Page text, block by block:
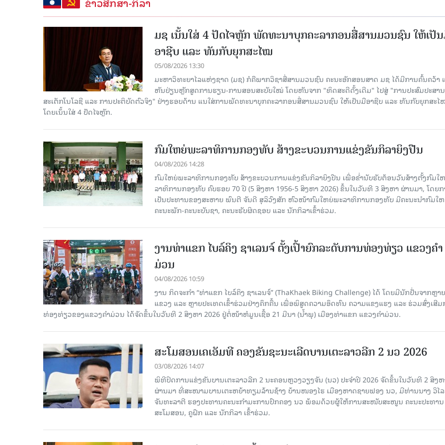
ມຊ ເນັ້ນໃສ່ 4 ປັດໄຈຫຼັກ ພັດທະນາບຸກຄະລາກອນສື່ສານມວນຊົນ ໃຫ້ເປັ
ອາຊີບ ແລະ ທັນກັບຍຸກສະໄໝ
05/08/2026 13:30
ມະຫາວິທະຍາໄລແຫ່ງຊາດ (ມຊ) ກໍຄືພາກວິຊາສື່ສານມວນຊົນ ຄະນະອັກສອນສາດ ມຊ ໄດ້ມີການຄົ້ນຄວ້າ
ຫັນປ່ຽນຫຼັກສູດການຮຽນ-ການສອນສະບັບໃໝ່ ໂດຍຫັນຈາກ "ທິດສະດີດັ້ງເດີມ" ໄປສູ່ "ການປະສົມປະສາ
ສະເຕັກໂນໂລຊີ ແລະ ການປະຕິບັດຕົວຈິງ" ຢ່າງຮອບດ້ານ ແນໃສ່ການພັດທະນາບຸກຄະລາກອນສື່ສານມວນຊົນ ໃຫ້ເປັນມືອາຊີບ ແລະ ທັນກັບຍຸກສະ
ໂດຍເນັ້ນໃສ່ 4 ປັດໄຈຫຼັກ.
ກົມໃຫຍ່ພະລາທິການກອງທັບ ສ້າງຂະບວນການແຂ່ງຂັນກິລາຍິງປືນ
04/08/2026 14:28
ກົມໃຫຍ່ພະລາທິການກອງທັບ ສ້າງຂະບວນການແຂ່ງຂັນກິລາຍິງປືນ ເພື່ອຂໍ່ານັບຮັບຕ້ອນວັນສ້າງຕັ້ງກົມໃ
ລາທິການກອງທັບ ຄົບຮອບ 70 ປີ (5 ສິງຫາ 1956-5 ສິງຫາ 2026) ຂຶ້ນໃນວັນທີ 3 ສິງຫາ ຜ່ານມາ, ໂດຍ
ເປັນປະທານຂອງສະຫາຍ ພົນຕີ ຈັນດີ ສຸລິວົງສັກ ຫົວໜ້າກົມໃຫຍ່ພະລາທິການກອງທັບ ມີຄະນະນໍາກົມໃ
ຄະນະພັກ-ຄະນະບັນຊາ, ຄະນະຮັບຜິດຊອບ ແລະ ນັກກິລາເຂົ້າຮ່ວມ.
ງານທ່າແຂກ ໄບລ໌ຄິງ ຊາເລນຈ໌ ຕັ້ງເປົ້າຍົກລະດັບການທ່ອງທ່ຽວ ແຂວງຄໍາ
ມ່ວນ
04/08/2026 10:59
ງານ ກິດຈະກຳ “ທ່າແຂກ ໄບລ໌ຄິງ ຊາເລນຈ໌” (ThaKhaek Biking Challenge) ໄດ້ ໂດຍມີນັກປັ່ນຈາກຫຼາຍ
ແຂວງ ແລະ ຫຼາຍປະເທດເຂົ້າຮ່ວມຢ່າງຄຶກຄື້ນ ເພື່ອພິສູດຄວາມອຶດທົນ ຄວາມແຂງແຮງ ແລະ ຮ່ວມສົ່ງເສີມ
ທ່ອງທ່ຽວຂອງແຂວງຄຳມ່ວນ ໄດ້ຈັດຂຶ້ນໃນວັນທີ 2 ສິງຫາ 2026 ຢູ່ຕໍ່ໜ້າຫໍມູນເຊື້ອ 21 ມີນາ (ນໍ້າພຸ) ເມືອງທ່າແຂກ ແຂວງຄໍາມ່ວນ.
ສະໂມສອນເຄເອັມທີ ຄອງຂັນຊະນະເລີດບານເຕະລາວລີກ 2 ນວ 2026
03/08/2026 14:07
ພິທີປິດການແຂ່ງຂັນບານເຕະລາວລີກ 2 ນະຄອນຫຼວງວຽງຈັນ (ນວ) ປະຈໍາປີ 2026 ຈັດຂຶ້ນໃນວັນທີ 2 ສິງ
ຜ່ານມາ ທີ່ສະໜາມບານເຕະຫຍ້າທຽມລ້ານຊ້າງ ບ້ານໜອງໄຮ ເມືອງຫາດຊາຍຟອງ ນວ, ມີທ່ານນາງ ວິໄ
ຈັນທະລາຕີ ຮອງປະທານຄະນະກໍາມະການປົກຄອງ ນວ ພ້ອມດ້ວຍຜູ້ໃຫ້ການສະໜັບສະໜູນ ຄະນະປະທານ
ສະໂມສອນ, ຄູຝຶກ ແລະ ນັກກິລາ ເຂົ້າຮ່ວມ.